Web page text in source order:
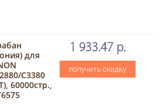
для
C3380
60000стр.,
1 933.47 р.
получить скидку